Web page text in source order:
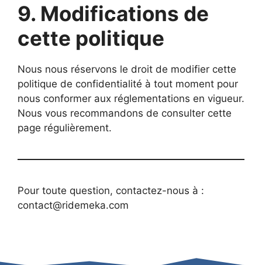
9. Modifications de
cette politique
Nous nous réservons le droit de modifier cette
politique de confidentialité à tout moment pour
nous conformer aux réglementations en vigueur.
Nous vous recommandons de consulter cette
page régulièrement.
Pour toute question, contactez-nous à :
contact@ridemeka.com